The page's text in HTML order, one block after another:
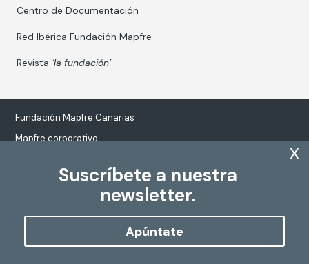
Suscríbete a nuestra
newsletter.
Apúntate
x
Centro de Documentación
Red Ibérica Fundación Mapfre
Revista ‘la fundación’
Fundación Mapfre Canarias
Mapfre corporativo
Tratamiento de datos personales
Política de Cookies